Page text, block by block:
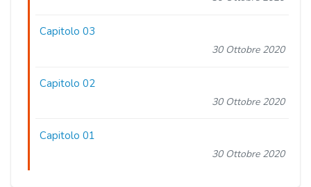
Capitolo 03
30 Ottobre 2020
Capitolo 02
30 Ottobre 2020
Capitolo 01
30 Ottobre 2020